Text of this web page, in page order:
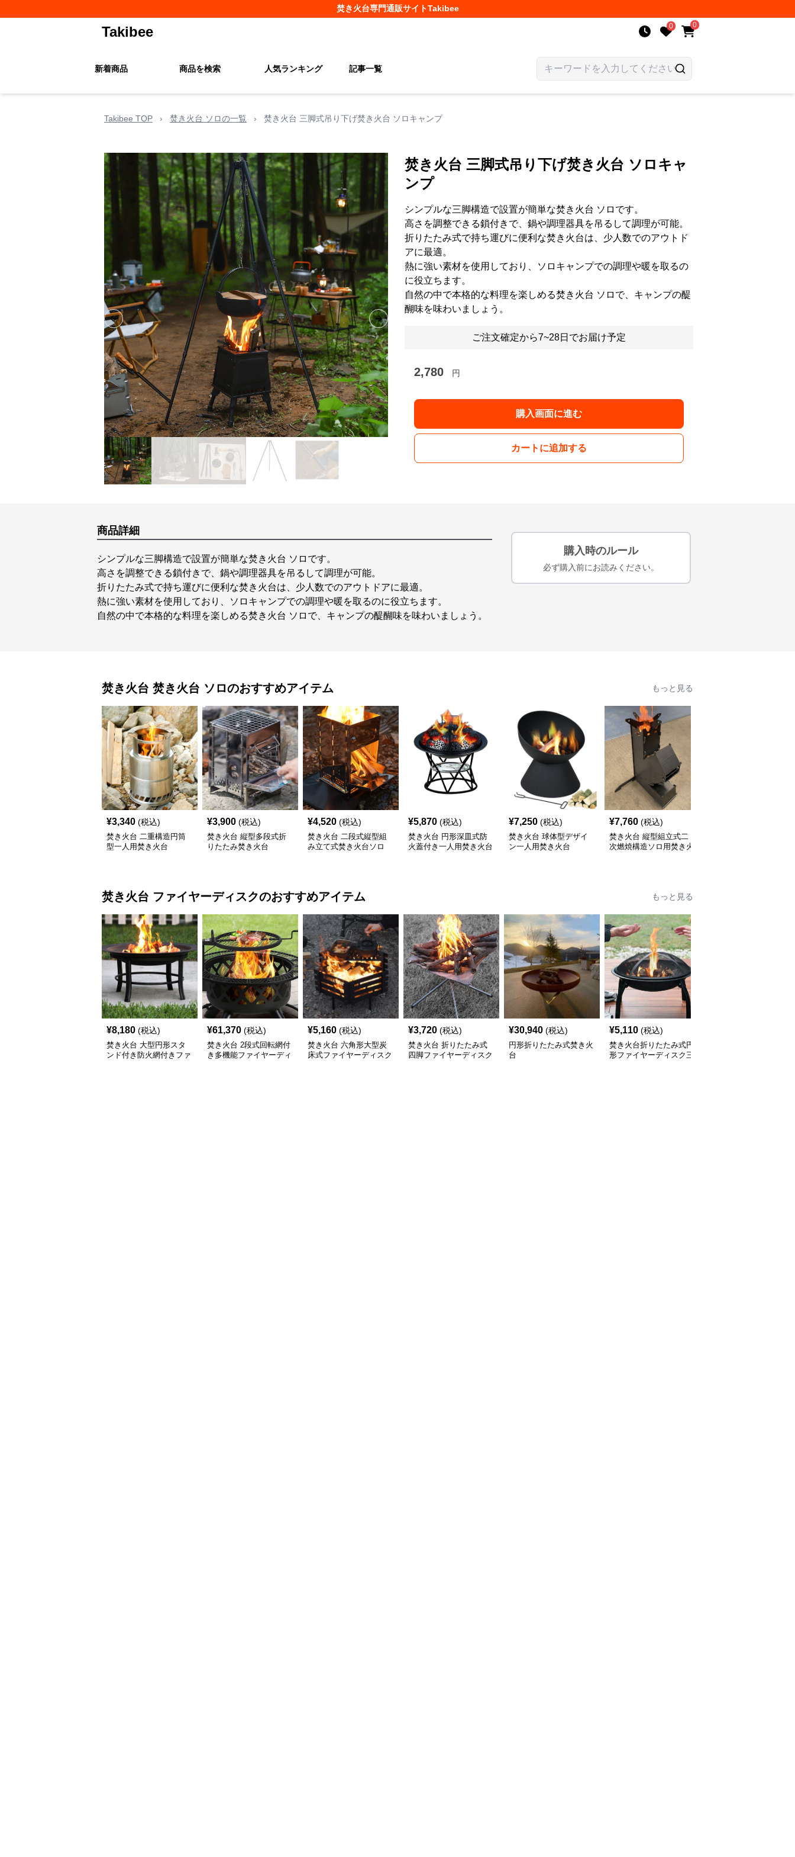
焚き火台専門通販サイトTakibee
Takibee 0 0
新着商品 商品を検索 人気ランキング 記事一覧
Takibee TOP › 焚き火台 ソロの一覧 › 焚き火台 三脚式吊り下げ焚き火台 ソロキャンプ
Previous slide Next slide
焚き火台 三脚式吊り下げ焚き火台 ソロキャ
ンプ
シンプルな三脚構造で設置が簡単な焚き火台 ソロです。
高さを調整できる鎖付きで、鍋や調理器具を吊るして調理が可能。
折りたたみ式で持ち運びに便利な焚き火台は、少人数でのアウトド
アに最適。
熱に強い素材を使用しており、ソロキャンプでの調理や暖を取るの
に役立ちます。
自然の中で本格的な料理を楽しめる焚き火台 ソロで、キャンプの醍
醐味を味わいましょう。
ご注文確定から7~28日でお届け予定
2,780 円
購入画面に進む
カートに追加する
商品詳細
シンプルな三脚構造で設置が簡単な焚き火台 ソロです。
高さを調整できる鎖付きで、鍋や調理器具を吊るして調理が可能。
折りたたみ式で持ち運びに便利な焚き火台は、少人数でのアウトドアに最適。
熱に強い素材を使用しており、ソロキャンプでの調理や暖を取るのに役立ちます。
自然の中で本格的な料理を楽しめる焚き火台 ソロで、キャンプの醍醐味を味わいましょう。
購入時のルール
必ず購入前にお読みください。
焚き火台 焚き火台 ソロのおすすめアイテム もっと見る
¥3,340 (税込)
焚き火台 二重構造円筒
型一人用焚き火台
¥3,900 (税込)
焚き火台 縦型多段式折
りたたみ焚き火台
¥4,520 (税込)
焚き火台 二段式縦型組
み立て式焚き火台ソロ
¥5,870 (税込)
焚き火台 円形深皿式防
火蓋付き一人用焚き火台
¥7,250 (税込)
焚き火台 球体型デザイ
ン一人用焚き火台
¥7,760 (税込)
焚き火台 縦型組立式二
次燃焼構造ソロ用焚き火
焚き火台 ファイヤーディスクのおすすめアイテム もっと見る
¥8,180 (税込)
焚き火台 大型円形スタ
ンド付き防火網付きファ
¥61,370 (税込)
焚き火台 2段式回転網付
き多機能ファイヤーディ
¥5,160 (税込)
焚き火台 六角形大型炭
床式ファイヤーディスク
¥3,720 (税込)
焚き火台 折りたたみ式
四脚ファイヤーディスク
¥30,940 (税込)
円形折りたたみ式焚き火
台
¥5,110 (税込)
焚き火台折りたたみ式円
形ファイヤーディスク三